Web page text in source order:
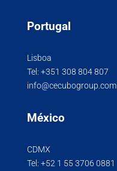
Portugal
Lisboa
Tel: +351 308 804 807
info@cecubogroup.com
México
CDMX
Tel: +52 1 55 3706 0881